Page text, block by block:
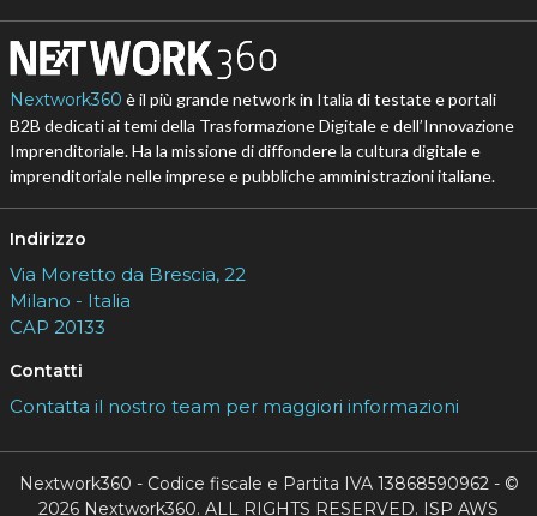
Nextwork360 è il più grande network in Italia di testate e portali
B2B dedicati ai temi della Trasformazione Digitale e dell’Innovazione
Imprenditoriale. Ha la missione di diffondere la cultura digitale e
imprenditoriale nelle imprese e pubbliche amministrazioni italiane.
Indirizzo
Via Moretto da Brescia, 22
Milano - Italia
CAP 20133
Contatti
Contatta il nostro team per maggiori informazioni
Nextwork360 - Codice fiscale e Partita IVA 13868590962 - ©
2026 Nextwork360. ALL RIGHTS RESERVED. ISP AWS